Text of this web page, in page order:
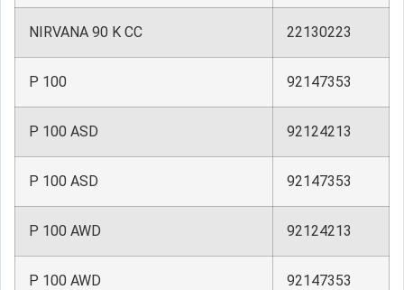
NIRVANA 90 K CC 22130223
P 100 92147353
P 100 ASD 92124213
P 100 ASD 92147353
P 100 AWD 92124213
P 100 AWD 92147353